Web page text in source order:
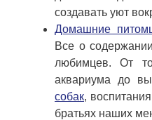
создавать уют
Домашние
Все о
любимцев. От
аквариума до
собак,
братьях наших